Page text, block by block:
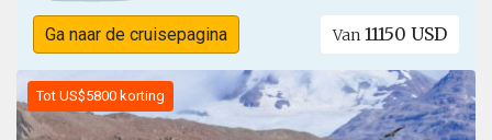
Ga naar de cruisepagina Van 11150 USD
Tot US$5800 korting